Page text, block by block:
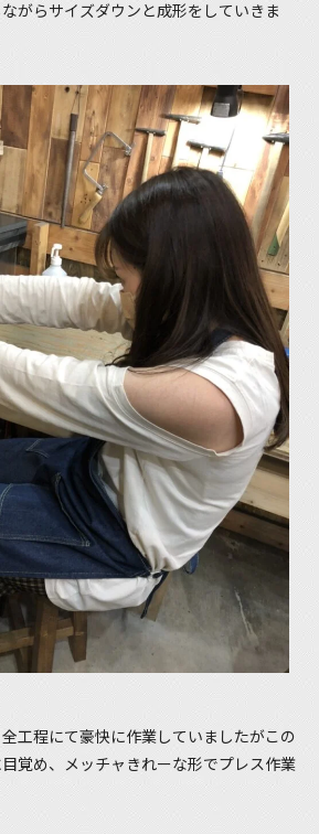
がらサイズダウンと成形をしていきま
工程にて豪快に作業していましたがこの
覚め、メッチャきれーな形でプレス作業